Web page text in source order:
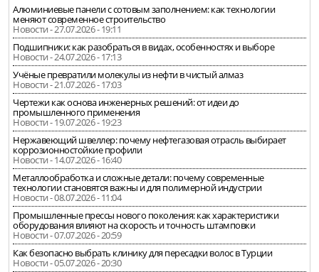
Алюминиевые панели с сотовым заполнением: как технологии
меняют современное строительство
Новости - 27.07.2026 - 19:11
Подшипники: как разобраться в видах, особенностях и выборе
Новости - 24.07.2026 - 17:13
Учёные превратили молекулы из нефти в чистый алмаз
Новости - 21.07.2026 - 17:03
Чертежи как основа инженерных решений: от идеи до
промышленного применения
Новости - 19.07.2026 - 19:23
Нержавеющий швеллер: почему нефтегазовая отрасль выбирает
коррозионностойкие профили
Новости - 14.07.2026 - 16:40
Металлообработка и сложные детали: почему современные
технологии становятся важны и для полимерной индустрии
Новости - 08.07.2026 - 11:04
Промышленные прессы нового поколения: как характеристики
оборудования влияют на скорость и точность штамповки
Новости - 07.07.2026 - 20:59
Как безопасно выбрать клинику для пересадки волос в Турции
Новости - 05.07.2026 - 20:30